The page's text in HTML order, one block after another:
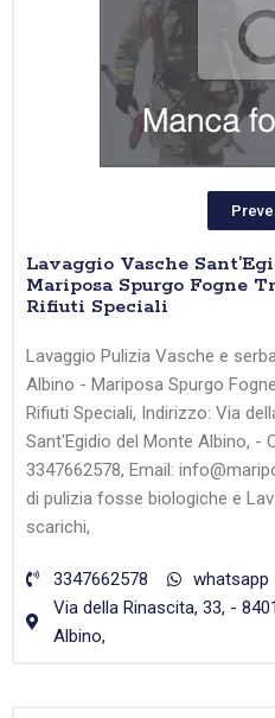
Lavaggio Vasche
Mariposa Spurgo Fogne
Rifiuti Speciali
Lavaggio Pulizia Vasche e
Albino - Mariposa Spurgo
Rifiuti Speciali, Indirizzo: Via
Sant'Egidio del Monte Albino, -
3347662578, Email:
di pulizia fosse biologiche e
scarichi,
3347662578
whatsapp
Via della Rinascita, 33, -
Albino,